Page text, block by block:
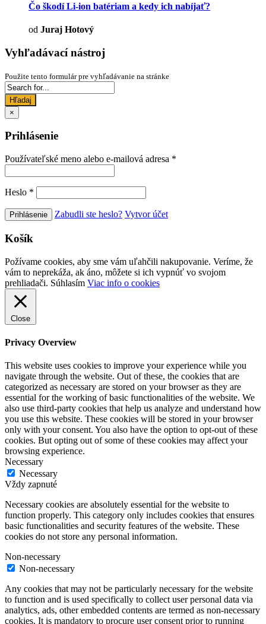
Čo škodí Li-ion batériam a kedy ich nabíjať?
od Juraj Hotový
Vyhľadávací nástroj
Použite tento formulár pre vyhľadávanie na stránke
Hľadaj
×
Prihlásenie
Používateľské meno alebo e-mailová adresa *
Heslo *
Zabudli ste heslo? Vytvor účet
Košík
Požívame cookies, aby sme vám uľahčili nakupovanie. Veríme, že
vám to neprekáža, ak áno, môžete si ich vypnúť vo svojom
prehliadači. Súhlasím Viac info o cookies
Close
Privacy Overview
This website uses cookies to improve your experience while you
navigate through the website. Out of these, the cookies that are
categorized as necessary are stored on your browser as they are
essential for the working of basic functionalities of the website. We
also use third-party cookies that help us analyze and understand how
you use this website. These cookies will be stored in your browser
only with your consent. You also have the option to opt-out of these
cookies. But opting out of some of these cookies may affect your
browsing experience.
Necessary
Necessary
Vždy zapnuté
Necessary cookies are absolutely essential for the website to
function properly. This category only includes cookies that ensures
basic functionalities and security features of the website. These
cookies do not store any personal information.
Non-necessary
Non-necessary
Any cookies that may not be particularly necessary for the website
to function and is used specifically to collect user personal data via
analytics, ads, other embedded contents are termed as non-necessary
cookies. It is mandatory to procure user consent prior to running